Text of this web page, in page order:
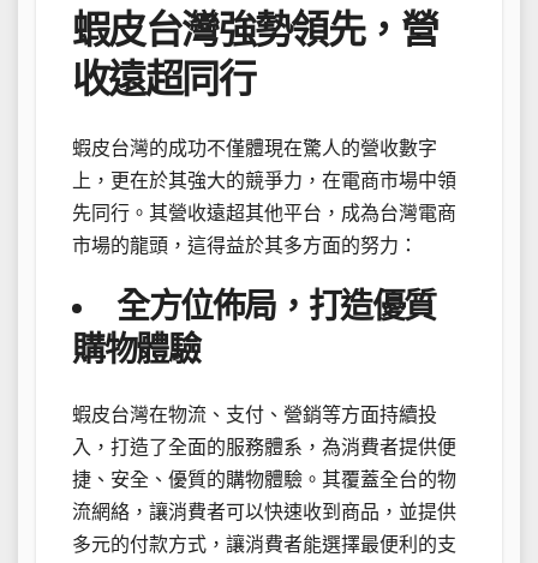
蝦皮台灣強勢領先，營
收遠超同行
蝦皮台灣的成功不僅體現在驚人的營收數字
上，更在於其強大的競爭力，在電商市場中領
先同行。其營收遠超其他平台，成為台灣電商
市場的龍頭，這得益於其多方面的努力：
全方位佈局，打造優質
購物體驗
蝦皮台灣在物流、支付、營銷等方面持續投
入，打造了全面的服務體系，為消費者提供便
捷、安全、優質的購物體驗。其覆蓋全台的物
流網絡，讓消費者可以快速收到商品，並提供
多元的付款方式，讓消費者能選擇最便利的支